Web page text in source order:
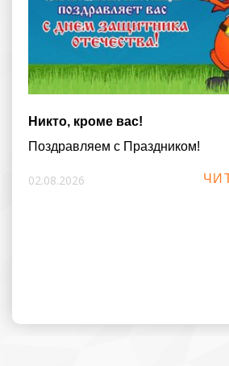
Никто, кроме вас!
Поздравляем с Праздником!
02.08.2026